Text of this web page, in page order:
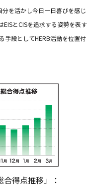
を活かし今日一日喜びを感じ
とCISを追求する姿勢を表す
手段としてHERB活動を位置付
得点推移」：